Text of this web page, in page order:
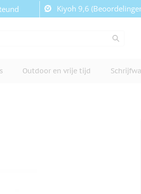
Kiyoh 9,6
Outdoor en vrije tijd